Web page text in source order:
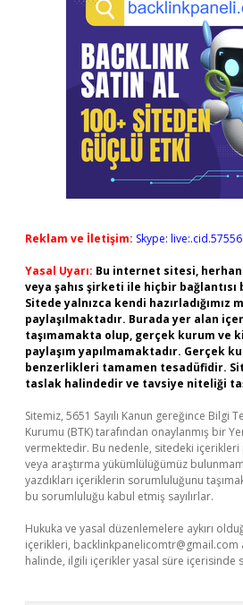
Reklam ve İletişim: Skype:
Yasal Uyarı: Bu internet sitesi,
veya şahıs şirketi ile hiçbir
Sitede yalnızca kendi hazırladığımız
paylaşılmaktadır. Burada yer alan
taşımamakta olup, gerçek kurum ve
paylaşım yapılmamaktadır. Gerçek
benzerlikleri tamamen tesadüfidir.
taslak halindedir ve tavsiye niteliği
Sitemiz, 5651 Sayılı Kanun gereğince Bilgi
Kurumu (BTK) tarafından onaylanmış bir
vermektedir. Bu nedenle, sitedeki
veya araştırma yükümlülüğümüz
yazdıkları içeriklerin sorumluluğunu
bu sorumluluğu kabul etmiş sayılırlar.
Hukuka ve yasal düzenlemelere aykırı
içerikleri, backlinkpanelicomtr@gmail.com
halinde, ilgili içerikler yasal süre içerisinde